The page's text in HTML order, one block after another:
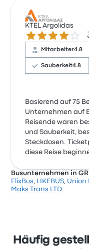
KTEL Argolidas
3.9 von 5
Mitarbeiter4.8
Sauberkeit4.8
Basierend auf 75
Unternehmen auf
Reisende waren
und Sauberkeit,
Steckdosen.
diese Reise
Busunternehmen in
FlixBus, LIKEBUS, Union
Maks Trans LTD
Häufig